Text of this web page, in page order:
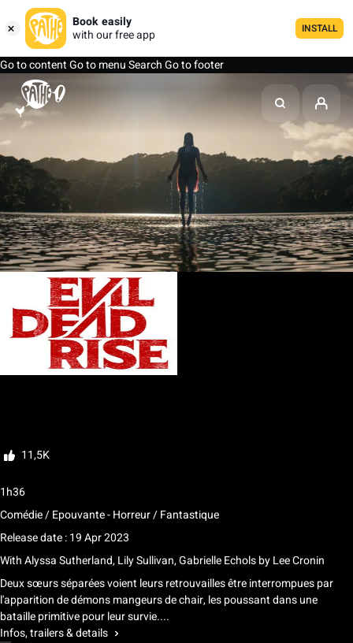
Book easily
with our free app
INSTALL
Go to contentGo to menuSearchGo to footer
11,5K
1h36
Comédie / Epouvante - Horreur / Fantastique
Release date : 19 Apr 2023
WithAlyssa Sutherland, Lily Sullivan, Gabrielle EcholsbyLee Cronin
Deux sœurs séparées voient leurs retrouvailles être interrompues par
l'apparition de démons mangeurs de chair, les poussant dans une
bataille primitive pour leur survie....
Infos, trailers & details